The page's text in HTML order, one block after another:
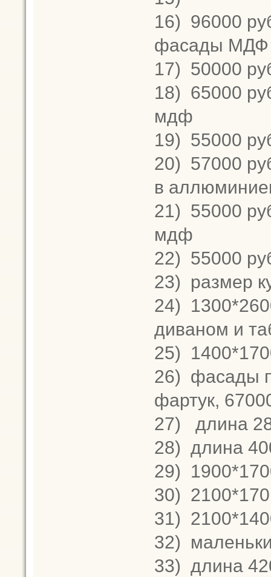
16) 96000
фасады МДФ
17) 50000
18) 65000
мдф
19) 55000
20) 57000
в
21) 55000
мдф
22) 55000
23) размер
24)
диваном и
25)
26) фасады
фартук,
27)
длина
28) длина
29)
30)
31)
32)
33) длина